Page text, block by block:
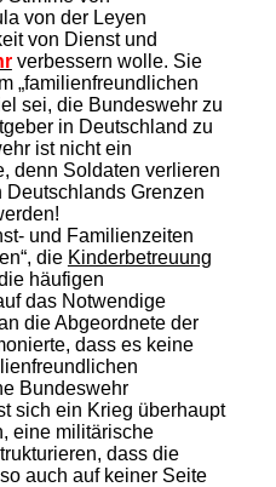
von der Leyen
von Dienst und
verbessern wolle. Sie
„familienfreundlichen
sei, die Bundeswehr zu
in Deutschland zu
ist nicht ein
denn Soldaten verlieren
Grenzen
und Familienzeiten
die Kinderbetreuung
häufigen
das Notwendige
die Abgeordnete der
dass es keine
Bundeswehr
sich ein Krieg überhaupt
eine militärische
dass die
auch auf keiner Seite